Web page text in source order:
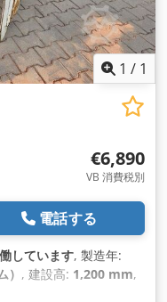
1 / 1
€6,890
VB 消費税別
電話する
しています, 製造年:
, 建設高: 1,200 mm,